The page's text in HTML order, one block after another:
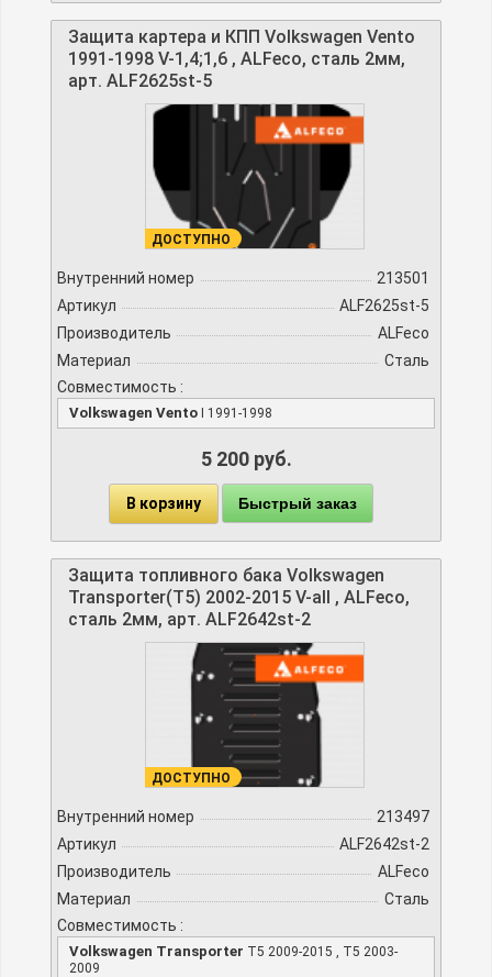
Защита картера и КПП Volkswagen Vento
1991-1998 V-1,4;1,6 , ALFeco, сталь 2мм,
арт. ALF2625st-5
ДОСТУПНО
Внутренний номер
213501
Артикул
ALF2625st-5
Производитель
ALFeco
Материал
Сталь
Совместимость :
Volkswagen Vento I 1991-1998
5 200 руб.
В корзину Быстрый заказ
Защита топливного бака Volkswagen
Transporter(T5) 2002-2015 V-all , ALFeco,
сталь 2мм, арт. ALF2642st-2
ДОСТУПНО
Внутренний номер
213497
Артикул
ALF2642st-2
Производитель
ALFeco
Материал
Сталь
Совместимость :
Volkswagen Transporter T5 2009-2015 , T5 2003-
2009